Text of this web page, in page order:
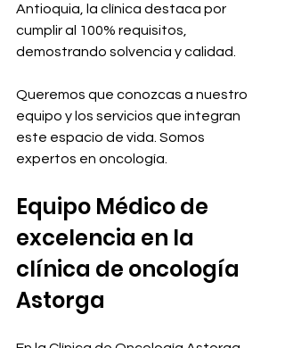
Antioquia, la clínica destaca por
cumplir al 100% requisitos,
demostrando solvencia y calidad.
Queremos que conozcas a nuestro
equipo y los servicios que integran
este espacio de vida. Somos
expertos en oncología.
Equipo Médico de
excelencia en la
clínica de oncología
Astorga